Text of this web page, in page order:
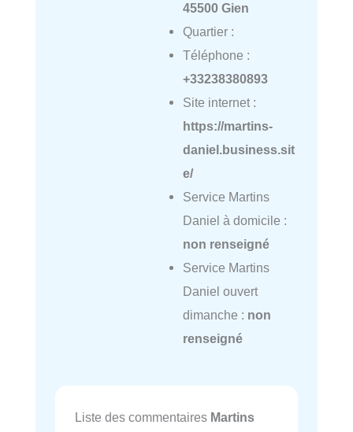
45500 Gien
Quartier :
Téléphone :
+33238380893
Site internet :
https://martins-
daniel.business.sit
e/
Service Martins
Daniel à domicile :
non renseigné
Service Martins
Daniel ouvert
dimanche : non
renseigné
Liste des commentaires Martins